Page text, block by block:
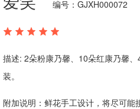
编号：GJXH000072
描述: 2朵粉康乃馨、10朵红康乃馨
装。
附加说明：鲜花手工设计，将尽可能